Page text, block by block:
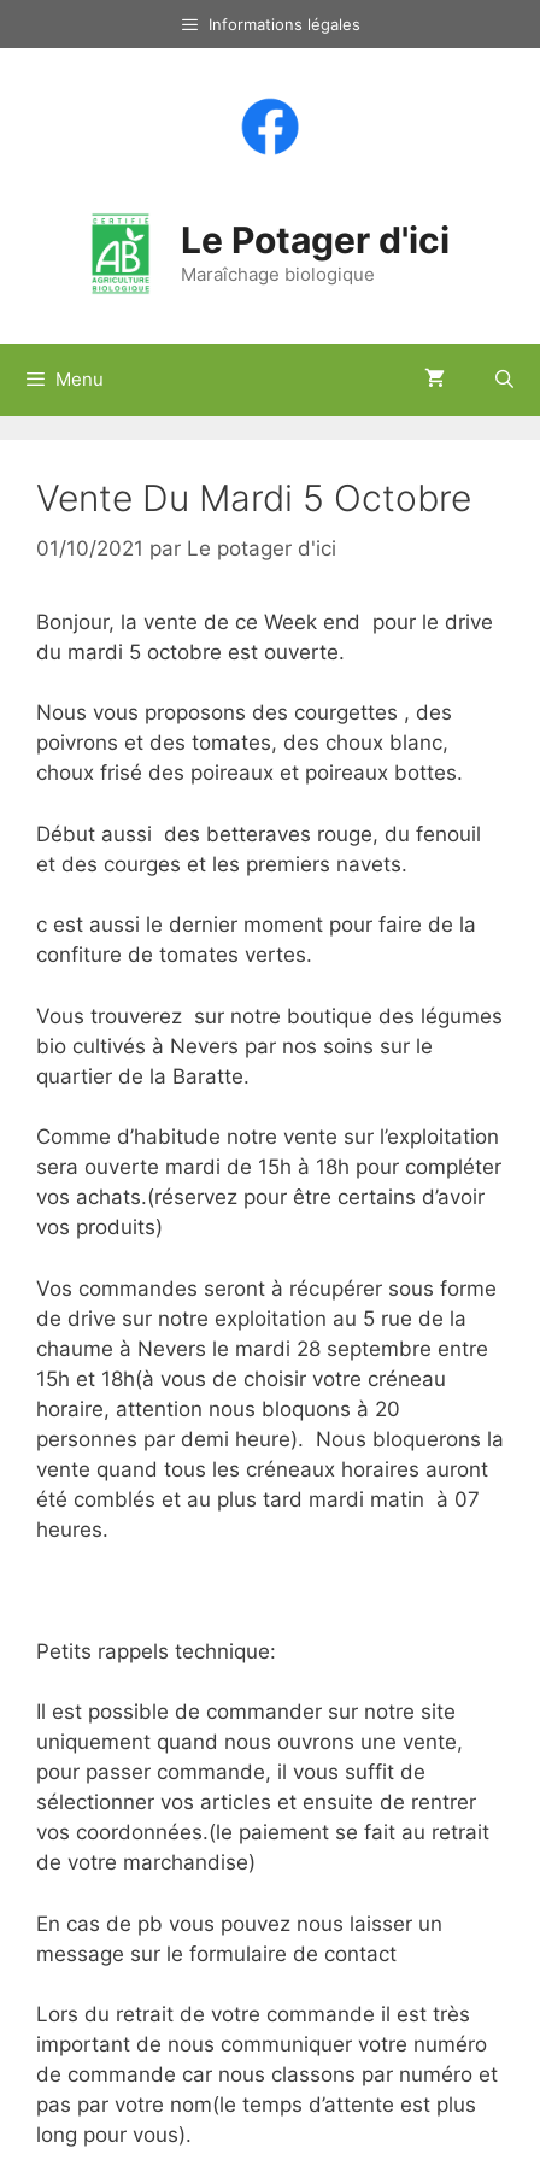
au
Informations légales
Le Potager d'ici
Maraîchage biologique
Menu
Vente Du Mardi 5 Octobre
01/10/2021 par Le potager d'ici
Bonjour, la vente de ce Week end pour le drive
du mardi 5 octobre est ouverte.
Nous vous proposons des courgettes , des
poivrons et des tomates, des choux blanc,
choux frisé des poireaux et poireaux bottes.
Début aussi des betteraves rouge, du fenouil
et des courges et les premiers navets.
c est aussi le dernier moment pour faire de la
confiture de tomates vertes.
Vous trouverez sur notre boutique des légumes
bio cultivés à Nevers par nos soins sur le
quartier de la Baratte.
Comme d’habitude notre vente sur l’exploitation
sera ouverte mardi de 15h à 18h pour compléter
vos achats.(réservez pour être certains d’avoir
vos produits)
Vos commandes seront à récupérer sous forme
de drive sur notre exploitation au 5 rue de la
chaume à Nevers le mardi 28 septembre entre
15h et 18h(à vous de choisir votre créneau
horaire, attention nous bloquons à 20
personnes par demi heure). Nous bloquerons la
vente quand tous les créneaux horaires auront
été comblés et au plus tard mardi matin à 07
heures.
Petits rappels technique:
Il est possible de commander sur notre site
uniquement quand nous ouvrons une vente,
pour passer commande, il vous suffit de
sélectionner vos articles et ensuite de rentrer
vos coordonnées.(le paiement se fait au retrait
de votre marchandise)
En cas de pb vous pouvez nous laisser un
message sur le formulaire de contact
Lors du retrait de votre commande il est très
important de nous communiquer votre numéro
de commande car nous classons par numéro et
pas par votre nom(le temps d’attente est plus
long pour vous).